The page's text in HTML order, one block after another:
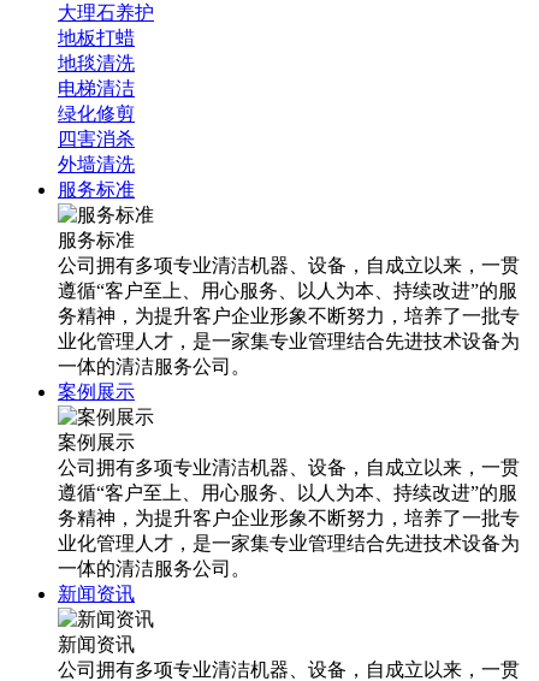
大理石养护
地板打蜡
地毯清洗
电梯清洁
绿化修剪
四害消杀
外墙清洗
服务标准
服务标准
公司拥有多项专业清洁机器、设备，自成立以来，一贯
遵循“客户至上、用心服务、以人为本、持续改进”的服
务精神，为提升客户企业形象不断努力，培养了一批专
业化管理人才，是一家集专业管理结合先进技术设备为
一体的清洁服务公司。
案例展示
案例展示
公司拥有多项专业清洁机器、设备，自成立以来，一贯
遵循“客户至上、用心服务、以人为本、持续改进”的服
务精神，为提升客户企业形象不断努力，培养了一批专
业化管理人才，是一家集专业管理结合先进技术设备为
一体的清洁服务公司。
新闻资讯
新闻资讯
公司拥有多项专业清洁机器、设备，自成立以来，一贯